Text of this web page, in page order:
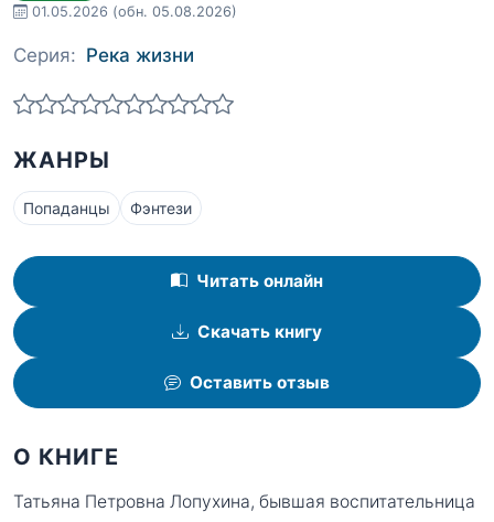
01.05.2026 (обн. 05.08.2026)
Серия: Река жизни
ЖАНРЫ
Попаданцы Фэнтези
Читать онлайн
Скачать книгу
Оставить отзыв
О КНИГЕ
Татьяна Петровна Лопухина, бывшая воспитательница